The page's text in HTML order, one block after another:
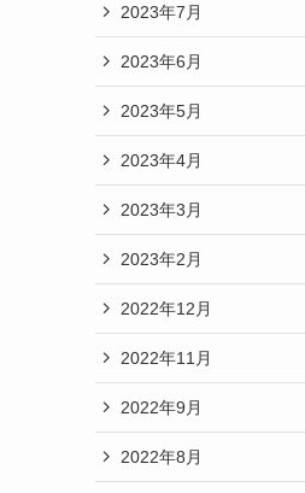
2023年7月
2023年6月
2023年5月
2023年4月
2023年3月
2023年2月
2022年12月
2022年11月
2022年9月
2022年8月